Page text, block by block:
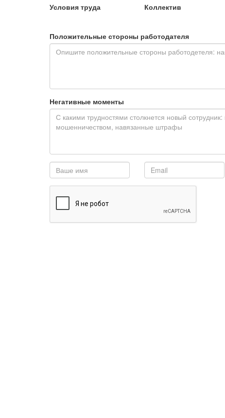
Условия труда
Коллектив
Положительные стороны работодателя
Негативные моменты